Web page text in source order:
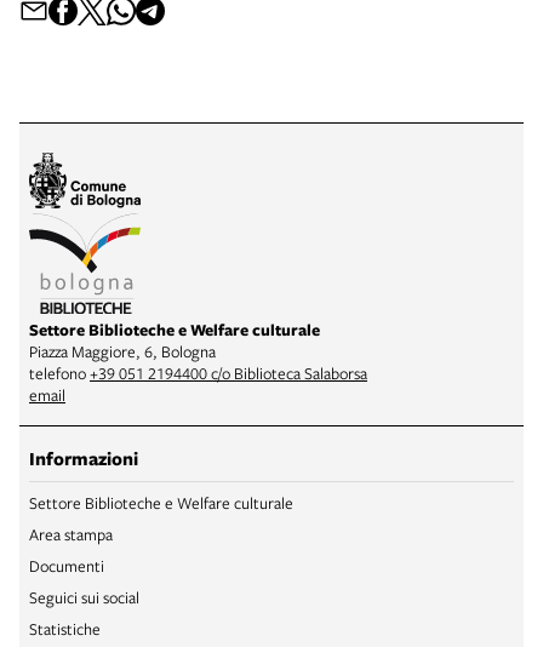
Settore Biblioteche e Welfare culturale
Piazza Maggiore, 6, Bologna
telefono+39 051 2194400 c/o Biblioteca Salaborsa
email
Informazioni
Settore Biblioteche e Welfare culturale
Area stampa
Documenti
Seguici sui social
Statistiche